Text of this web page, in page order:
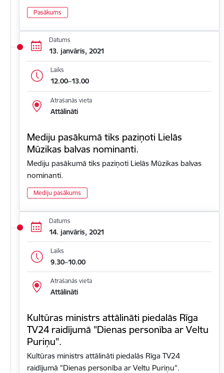
Pasākums
Datums
13. janvāris, 2021
Laiks
12.00–13.00
Atrašanās vieta
Attālināti
Mediju pasākumā tiks paziņoti Lielās
Mūzikas balvas nominanti.
Mediju pasākumā tiks paziņoti Lielās Mūzikas balvas
nominanti.
Mediju pasākums
Datums
14. janvāris, 2021
Laiks
9.30–10.00
Atrašanās vieta
Attālināti
Kultūras ministrs attālināti piedalās Rīga
TV24 raidījumā "Dienas personība ar Veltu
Puriņu".
Kultūras ministrs attālināti piedalās Rīga TV24
raidījumā "Dienas personība ar Veltu Puriņu".